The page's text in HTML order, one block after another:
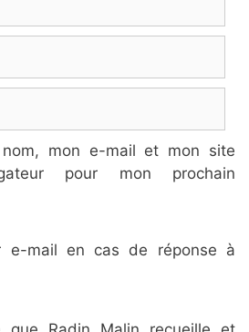
nom, mon e-mail et mon site
pour mon prochain
e-mail en cas de réponse à